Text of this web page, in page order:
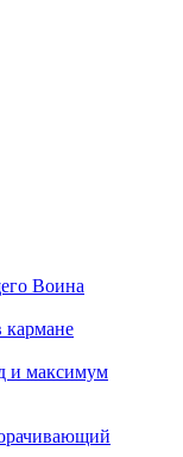
Воина
кармане
и максимум